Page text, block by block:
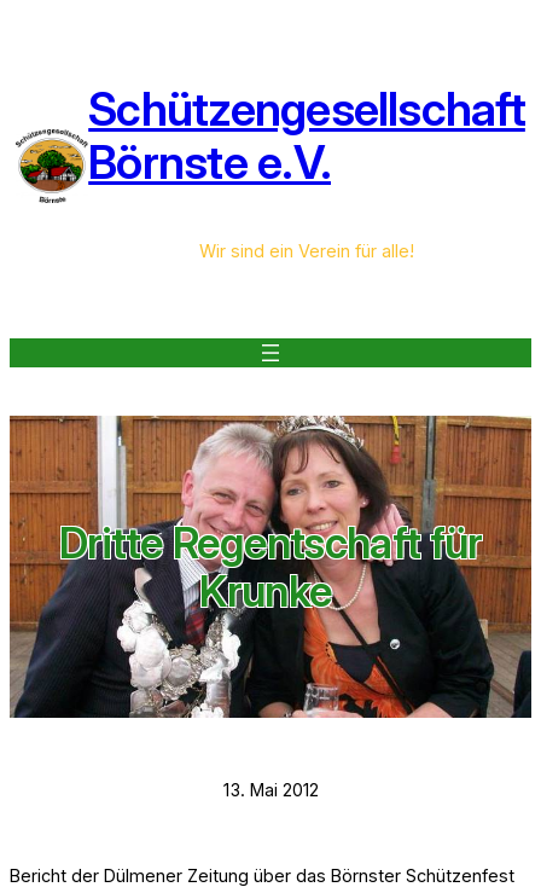
Schützengesellschaft
Börnste e.V.
Wir sind ein Verein für alle!
Dritte Regentschaft für
Krunke
13. Mai 2012
Bericht der Dülmener Zeitung über das Börnster Schützenfest